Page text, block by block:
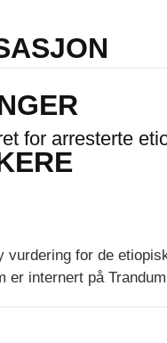
for arresterte
vurdering for de
er internert på